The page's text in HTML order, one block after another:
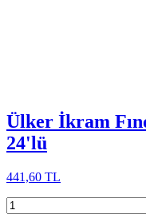
Ülker İkram
24'lü
441,60 TL